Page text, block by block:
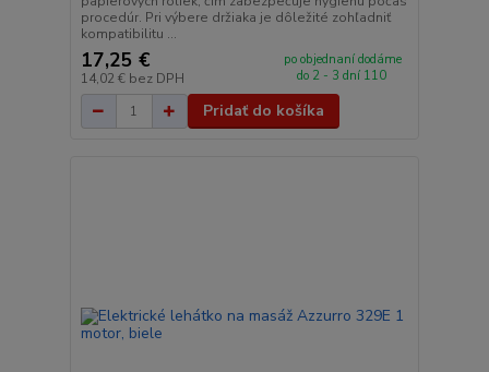
procedúr. Pri výbere držiaka je dôležité zohľadniť
kompatibilitu ...
17,25 €
14,02 € bez DPH
po objednaní dodáme
do 2 - 3 dní 110
Pridať do košíka